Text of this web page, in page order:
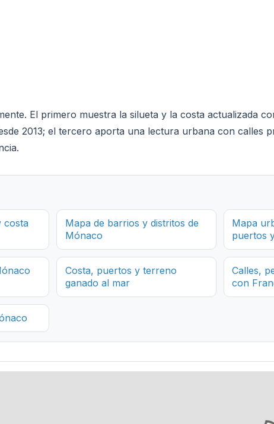
El primero muestra la silueta y la costa actualizada
2013; el tercero aporta una lectura urbana con calles
costa
Mapa de barrios y distritos de
Mónaco
Mapa
puertos
Costa, puertos y terreno
ganado al mar
Calles,
con